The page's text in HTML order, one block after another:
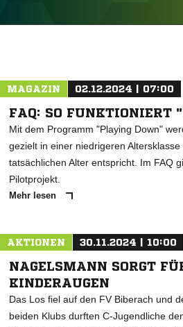
MAGAZIN 02.12.2024 | 07:00
FAQ: SO FUNKTIONIERT
Mit dem Programm "Playing Down"
gezielt in einer niedrigeren
tatsächlichen Alter entspricht. Im FAQ
Pilotprojekt.
Mehr lesen
AKTIONEN 30.11.2024 | 10:00
NAGELSMANN SORGT
KINDERAUGEN
Das Los fiel auf den FV Biberach und
beiden Klubs durften C-Jugendliche